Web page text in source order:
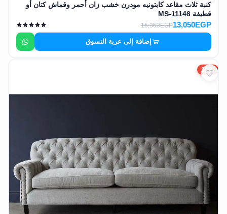
كنبة ثلاث مقاعد كابتونيه مودرن خشب زان أحمر وقماش كتان أو
قطيفة MS-11146
13,050EGP
15,353EGP
إضافة إلى عربة التسوق
15%